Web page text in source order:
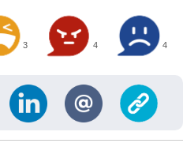
3 4 4